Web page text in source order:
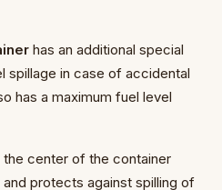
has an additional special
spillage in case of accidental
has a maximum fuel level
center of the container
protects against spilling of